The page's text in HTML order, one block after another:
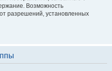
Возможность
разрешений, установленных